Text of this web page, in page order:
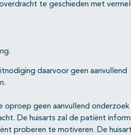
te geschieden met
daarvoor geen aanvullend
oproep geen aanvullend
De huisarts zal de patiënt
proberen te motiveren. De